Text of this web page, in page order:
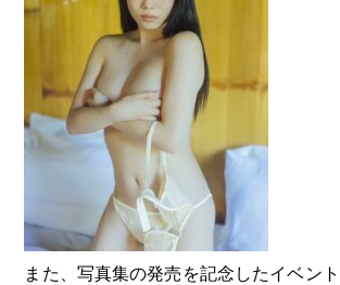
また、写真集の発売を記念したイベント